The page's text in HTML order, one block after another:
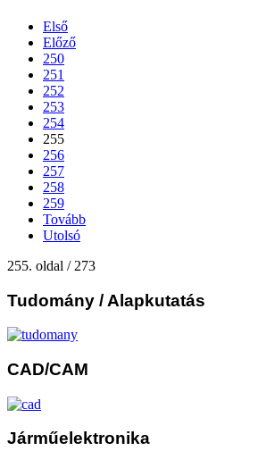
Első
Előző
250
251
252
253
254
255
256
257
258
259
Tovább
Utolsó
255. oldal / 273
Tudomány / Alapkutatás
CAD/CAM
Járműelektronika